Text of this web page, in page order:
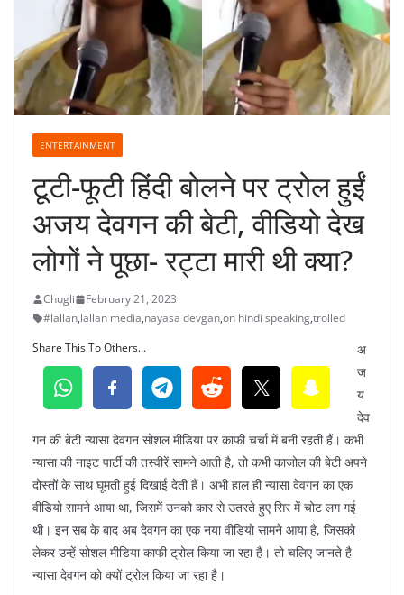
ENTERTAINMENT
टूटी-फूटी हिंदी बोलने पर ट्रोल हुईं
अजय देवगन की बेटी, वीडियो देख
लोगों ने पूछा- रट्टा मारी थी क्या?
Chugli
February 21, 2023
#lallan,lallan media,nayasa devgan,on hindi speaking,trolled
Share This To Others...
अ
ज
य
देव
गन की बेटी न्यासा देवगन सोशल मीडिया पर काफी चर्चा में बनी रहती हैं। कभी
न्यासा की नाइट पार्टी की तस्वीरें सामने आती है, तो कभी काजोल की बेटी अपने
दोस्तों के साथ घूमती हुई दिखाई देती हैं। अभी हाल ही न्यासा देवगन का एक
वीडियो सामने आया था, जिसमें उनको कार से उतरते हुए सिर में चोट लग गई
थी। इन सब के बाद अब देवगन का एक नया वीडियो सामने आया है, जिसको
लेकर उन्हें सोशल मीडिया काफी ट्रोल किया जा रहा है। तो चलिए जानते है
न्यासा देवगन को क्यों ट्रोल किया जा रहा है।